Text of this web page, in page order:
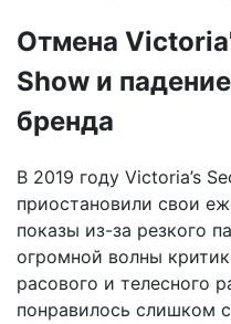
Отмена
Show и
бренда
В 2019 году Victoria’s
приостановили свои
показы из-за резкого
огромной волны
расового и телесного
понравилось слишком